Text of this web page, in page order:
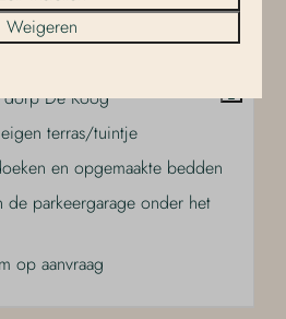
De Koog
De Koog
terras/tuintje
en opgemaakte bedden
de parkeergarage onder het
op aanvraag
Weigeren